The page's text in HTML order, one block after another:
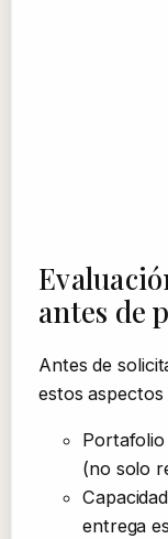
antes de
Antes de
estos
(no solo
entrega